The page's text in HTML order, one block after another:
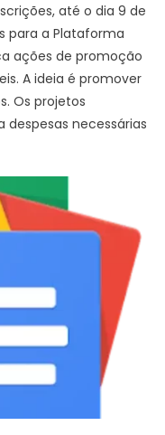
até o dia 9 de
para a Plataforma
ações de promoção
A ideia é promover
Os projetos
necessárias